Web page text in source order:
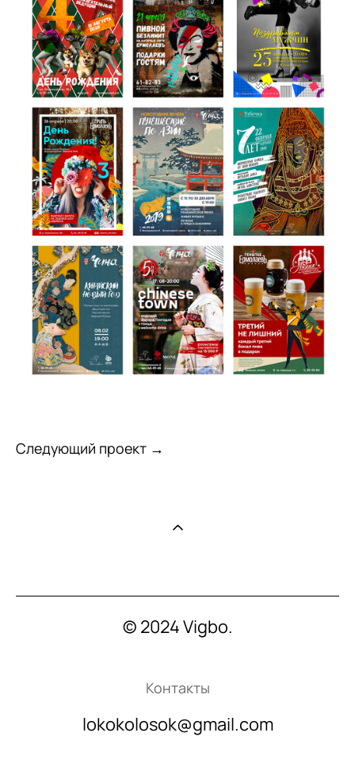
Следующий проект →
© 2024 Vigbo.
Контакты
lokokolosok@gmail.com